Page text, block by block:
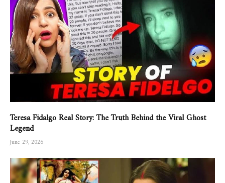
Teresa Fidalgo Real Story: The Truth Behind the Viral Ghost
Legend
June 29, 2026